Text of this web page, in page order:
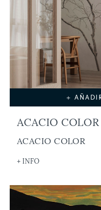
+
ACACIO COLOR
ACACIO COLOR
+ INFO